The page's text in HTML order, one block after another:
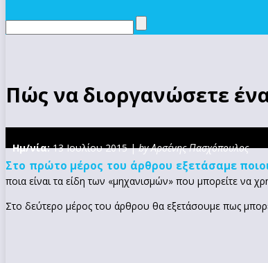
Πώς να διοργανώσετε
Ημ/νία:13 Ιουλίου 2015 |by Αρσένης Πασχόπουλος
Στο πρώτο μέρος του άρθρου εξετάσαμε
ποια είναι τα είδη των «μηχανισμών» που μπορείτε να
Στο δεύτερο μέρος του άρθρου θα εξετάσουμε πως